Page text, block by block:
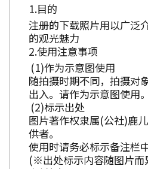
目的
注册的下载照片用以广泛
的观光魅力
使用注意事项
作为示意图使用
随拍摄时期不同，拍摄对
出入。请作为示意图使用。
标示出处
图片著作权隶属(公社)鹿
供者。
使用时请务必标示备注栏
(※出处标示内容随图片而